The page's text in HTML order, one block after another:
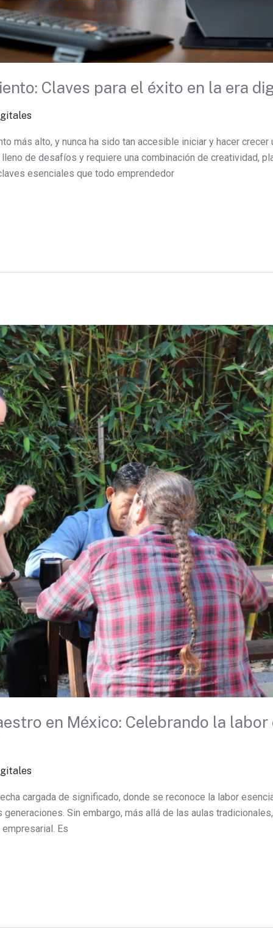
Claves para el éxito en la era
más alto, y nunca ha sido tan accesible iniciar y hacer
de desafíos y requiere una combinación de creatividad,
esenciales que todo emprendedor
en México: Celebrando la
cargada de significado, donde se reconoce la labor
Sin embargo, más allá de las aulas
Es